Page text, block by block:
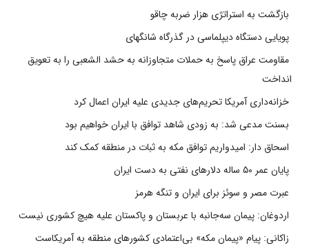
بازگشت به استراتژی هزار ضربه چاقو
پویایی دستگاه دیپلماسی در گذرگاه شانگهای
مقاومت عراق پاسخ به حملات متجاوزانه به حشد الشعبی را به تعویق
انداخت
خزانه‌داری آمریکا تحریم‌های جدیدی علیه ایران اعمال کرد
بسنت مدعی شد: به زودی شاهد توافق با ایران خواهیم بود
اسحاق دار: امیدواریم توافق مکه به ثبات در منطقه کمک کند
پایان عمر ۵۰ ساله دلارهای نفتی به دست ایران
عبرت مصر و سوئز برای ایران و تنگه هرمز
اردوغان: پیمان سه‌جانبه با عربستان و پاکستان علیه هیچ کشوری نیست
زاکانی: پیام «پیمان مکه» بی‌اعتمادی کشورهای منطقه به آمریکاست